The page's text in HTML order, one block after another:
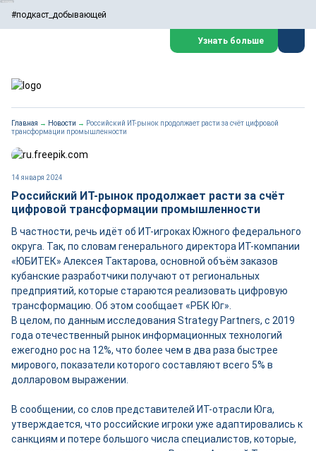
#подкаст_добывающей
Узнать больше
Главная → Новости → Российский ИТ-рынок продолжает расти за счёт цифровой
трансформации промышленности
14 января 2024
Российский ИТ-рынок продолжает расти за счёт
цифровой трансформации промышленности
В частности, речь идёт об ИТ-игроках Южного федерального
округа. Так, по словам генерального директора ИТ-компании
«ЮБИТЕК» Алексея Тактарова, основной объём заказов
кубанские разработчики получают от региональных
предприятий, которые стараются реализовать цифровую
трансформацию. Об этом сообщает «РБК Юг».
В целом, по данным исследования Strategy Partners, с 2019
года отечественный рынок информационных технологий
ежегодно рос на 12%, что более чем в два раза быстрее
мирового, показатели которого составляют всего 5% в
долларовом выражении.
В сообщении, со слов представителей ИТ-отрасли Юга,
утверждается, что российские игроки уже адаптировались к
санкциям и потере большого числа специалистов, которые,